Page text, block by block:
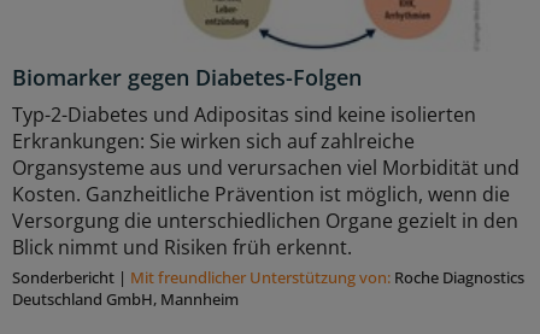
Biomarker gegen Diabetes-Folgen
Typ-2-Diabetes und Adipositas sind keine isolierten
Erkrankungen: Sie wirken sich auf zahlreiche
Organsysteme aus und verursachen viel Morbidität und
Kosten. Ganzheitliche Prävention ist möglich, wenn die
Versorgung die unterschiedlichen Organe gezielt in den
Blick nimmt und Risiken früh erkennt.
Sonderbericht | Mit freundlicher Unterstützung von: Roche Diagnostics
Deutschland GmbH, Mannheim